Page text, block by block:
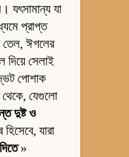
যৎসামান্য যা
প্রাপ্ত
তেল, ঈগলের
দিয়ে সেলাই
পোশাক
যেগুলো
দুষ্ট ও
যারা
»